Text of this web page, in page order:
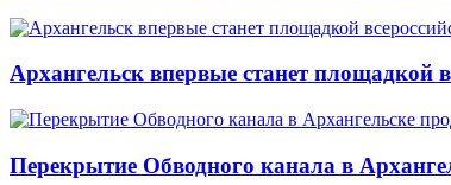
Архангельск впервые станет площадкой
Перекрытие Обводного канала в